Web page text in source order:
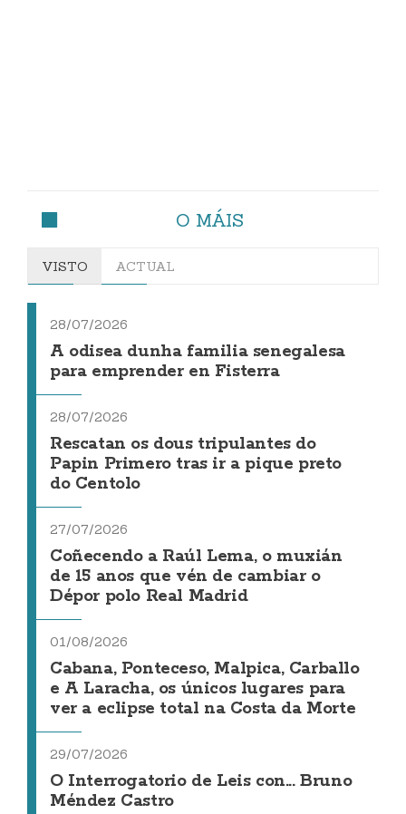
O MÁIS
VISTO ACTUAL
28/07/2026
A odisea dunha familia senegalesa
para emprender en Fisterra
28/07/2026
Rescatan os dous tripulantes do
Papin Primero tras ir a pique preto
do Centolo
27/07/2026
Coñecendo a Raúl Lema, o muxián
de 15 anos que vén de cambiar o
Dépor polo Real Madrid
01/08/2026
Cabana, Ponteceso, Malpica, Carballo
e A Laracha, os únicos lugares para
ver a eclipse total na Costa da Morte
29/07/2026
O Interrogatorio de Leis con... Bruno
Méndez Castro